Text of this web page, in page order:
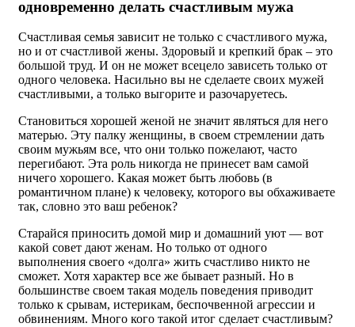
одновременно делать счастливым мужа
Счастливая семья зависит не только с счастливого мужа,
но и от счастливой жены. Здоровый и крепкий брак – это
большой труд. И он не может всецело зависеть только от
одного человека. Насильно вы не сделаете своих мужей
счастливыми, а только выгорите и разочаруетесь.
Становиться хорошей женой не значит являться для него
матерью. Эту палку женщины, в своем стремлении дать
своим мужьям все, что они только пожелают, часто
перегибают. Эта роль никогда не принесет вам самой
ничего хорошего. Какая может быть любовь (в
романтичном плане) к человеку, которого вы обхаживаете
так, словно это ваш ребенок?
Старайся приносить домой мир и домашний уют — вот
какой совет дают женам. Но только от одного
выполнения своего «долга» жить счастливо никто не
сможет. Хотя характер все же бывает разный. Но в
большинстве своем такая модель поведения приводит
только к срывам, истерикам, беспочвенной агрессии и
обвинениям. Много кого такой итог сделает счастливым?